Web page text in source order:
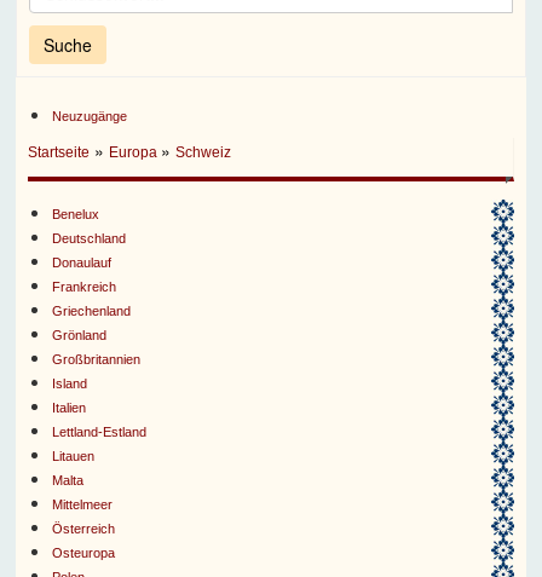
Neuzugänge
Startseite » Europa »Schweiz
Benelux
Deutschland
Donaulauf
Frankreich
Griechenland
Grönland
Großbritannien
Island
Italien
Lettland-Estland
Litauen
Malta
Mittelmeer
Österreich
Osteuropa